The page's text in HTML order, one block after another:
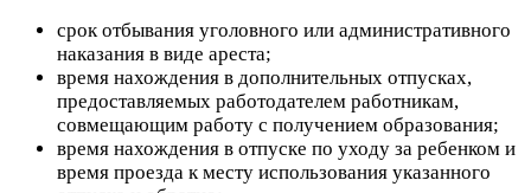
срок отбывания уголовного или административного
наказания в виде ареста;
время нахождения в дополнительных отпусках,
предоставляемых работодателем работникам,
совмещающим работу с получением образования;
время нахождения в отпуске по уходу за ребенком и
время проезда к месту использования указанного